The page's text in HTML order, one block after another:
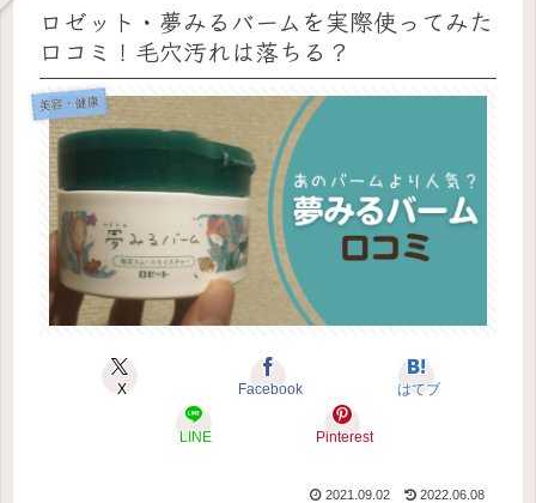
ロゼット・夢みるバームを実際使ってみた
口コミ！毛穴汚れは落ちる？
美容・健康
X Facebook はてブ
LINE Pinterest
2021.09.02 2022.06.08